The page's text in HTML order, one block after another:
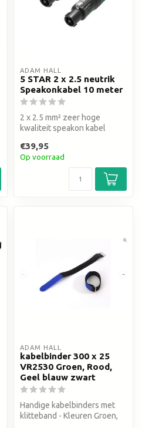
ADAM HALL
5 STAR 2 x 2.5 neutrik
Speakonkabel 10 meter
2 x 2.5 mm² zeer hoge
kwaliteit speakon kabel
W connect...
€39,95
Op voorraad
ADAM HALL
kabelbinder 300 x 25
VR2530 Groen, Rood,
Geel blauw zwart
Handige kabelbinders met
klitteband - Kleuren Groen,